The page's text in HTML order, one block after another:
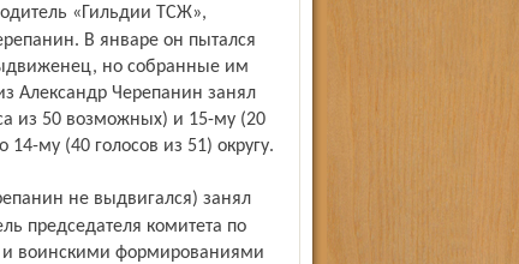
В январе он пытался
но собранные им
Александр Черепанин занял
из 50 возможных) и 15-му (20
му (40 голосов из 51) округу.
председателя комитета по
воинскими формированиями